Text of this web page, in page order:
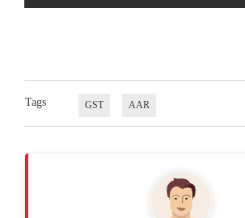
Tags GST AAR